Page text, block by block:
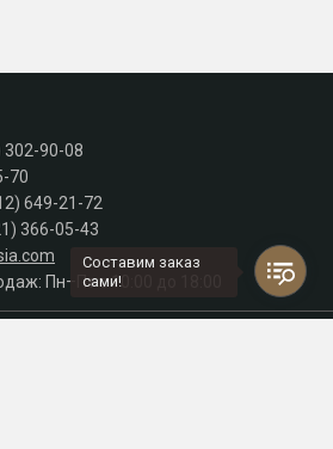
302-90-08
70
649-21-72
366-05-43
Пн–Пт с 10:00 до 18:00
Составим заказ
сами!